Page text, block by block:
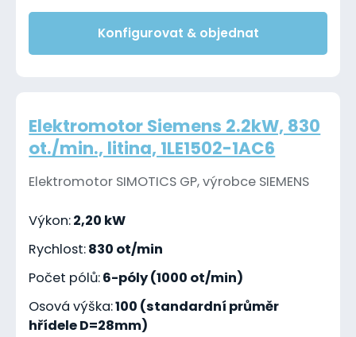
Konfigurovat & objednat
Elektromotor Siemens 2.2kW, 830
ot./min., litina, 1LE1502-1AC6
Elektromotor SIMOTICS GP, výrobce SIEMENS
Výkon:2,20 kW
Rychlost:830 ot/min
Počet pólů:6-póly (1000 ot/min)
Osová výška:100 (standardní průměr
hřídele D=28mm)